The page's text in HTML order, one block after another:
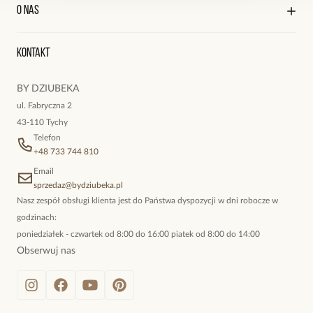
Reklamacje i zwroty
Edycja profilu
O nas
Oryginalne naszyjniki, topowe bransoletki, okazałe kolczyki,
Kontakt
BY DZIUBEKA
ul. Fabryczna 2
43-110 Tychy
Telefon
+48 733 744 810
Email
sprzedaz@bydziubeka.pl
Nasz zespół obsługi klienta jest do Państwa dyspozycji w dni robocze w
godzinach:
poniedziałek - czwartek od 8:00 do 16:00 piatek od 8:00 do 14:00
Obserwuj nas